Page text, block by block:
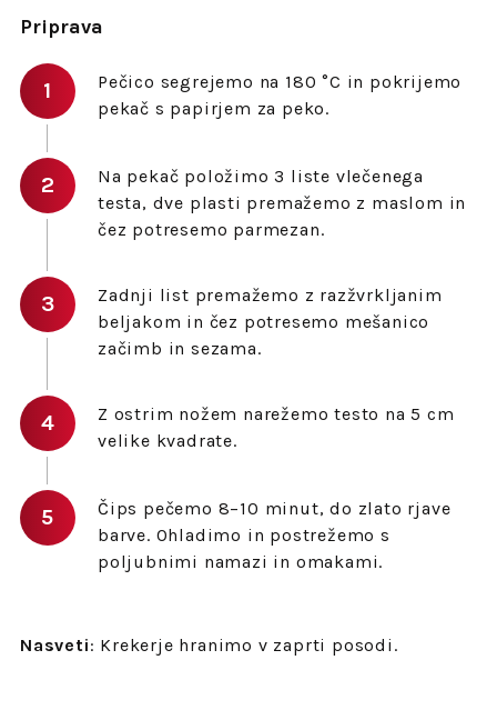
Priprava
Pečico segrejemo na 180 °C in pokrijemo
pekač s papirjem za peko.
Na pekač položimo 3 liste vlečenega
testa, dve plasti premažemo z maslom in
čez potresemo parmezan.
Zadnji list premažemo z razžvrkljanim
beljakom in čez potresemo mešanico
začimb in sezama.
Z ostrim nožem narežemo testo na 5 cm
velike kvadrate.
Čips pečemo 8–10 minut, do zlato rjave
barve. Ohladimo in postrežemo s
poljubnimi namazi in omakami.
Nasveti: Krekerje hranimo v zaprti posodi.